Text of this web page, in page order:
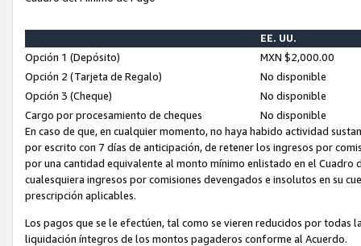
EE. UU.
Opción 1 (Depósito)
MXN $2,000.00
Opción 2 (Tarjeta de Regalo)
No disponible
Opción 3 (Cheque)
No disponible
Cargo por procesamiento de cheques
No disponible
En caso de que, en cualquier momento, no haya habido actividad
por escrito con 7 días de anticipación, de retener los ingresos por
por una cantidad equivalente al monto mínimo enlistado en el
cualesquiera ingresos por comisiones devengados e insolutos en su
prescripción aplicables.
Los pagos que se le efectúen, tal como se vieren reducidos por todas
liquidación íntegros de los montos pagaderos conforme al Acuerdo.